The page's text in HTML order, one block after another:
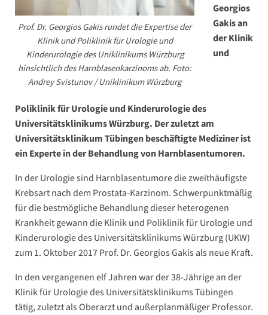
Prof. Dr. Georgios Gakis rundet die Expertise der
Klinik und Poliklinik für Urologie und
Kinderurologie des Uniklinikums Würzburg
hinsichtlich des Harnblasenkarzinoms ab. Foto:
Andrey Svistunov / Uniklinikum Würzburg
Georgios
Gakis an
der Klinik
und
Poliklinik für Urologie und Kinderurologie des
Universitätsklinikums Würzburg. Der zuletzt am
Universitätsklinikum Tübingen beschäftigte Mediziner ist
ein Experte in der Behandlung von Harnblasentumoren.
In der Urologie sind Harnblasentumore die zweithäufigste
Krebsart nach dem Prostata-Karzinom. Schwerpunktmäßig
für die bestmögliche Behandlung dieser heterogenen
Krankheit gewann die Klinik und Poliklinik für Urologie und
Kinderurologie des Universitätsklinikums Würzburg (UKW)
zum 1. Oktober 2017 Prof. Dr. Georgios Gakis als neue Kraft.
In den vergangenen elf Jahren war der 38-Jährige an der
Klinik für Urologie des Universitätsklinikums Tübingen
tätig, zuletzt als Oberarzt und außerplanmäßiger Professor.